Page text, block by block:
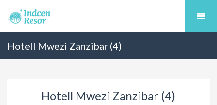
Hotell Mwezi Zanzibar (4)
Hotell Mwezi Zanzibar (4)